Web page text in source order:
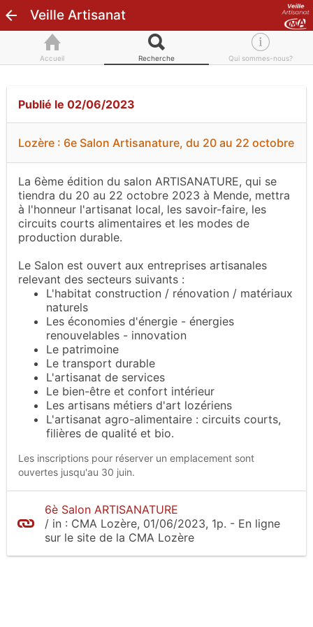
Veille Artisanat
Accueil Recherche Qui sommes-nous?
Publié le 02/06/2023
Lozère : 6e Salon Artisanature, du 20 au 22 octobre
La 6ème édition du salon ARTISANATURE, qui se
tiendra du 20 au 22 octobre 2023 à Mende, mettra
à l'honneur l'artisanat local, les savoir-faire, les
circuits courts alimentaires et les modes de
production durable.
Le Salon est ouvert aux entreprises artisanales
relevant des secteurs suivants :
L'habitat construction / rénovation / matériaux
naturels
Les économies d'énergie - énergies
renouvelables - innovation
Le patrimoine
Le transport durable
L'artisanat de services
Le bien-être et confort intérieur
Les artisans métiers d'art lozériens
L'artisanat agro-alimentaire : circuits courts,
filières de qualité et bio.
Les inscriptions pour réserver un emplacement sont
ouvertes jusqu'au 30 juin.
6è Salon ARTISANATURE
/ in : CMA Lozère, 01/06/2023, 1p. - En ligne
sur le site de la CMA Lozère